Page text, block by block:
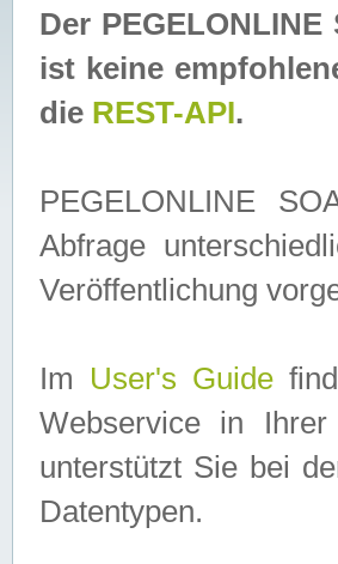
Der
ist keine
die REST-API.
PEGELONLINE
Abfrage
Veröffentlichung
Im User's Guide
Webservice in
unterstützt Sie bei
Datentypen.